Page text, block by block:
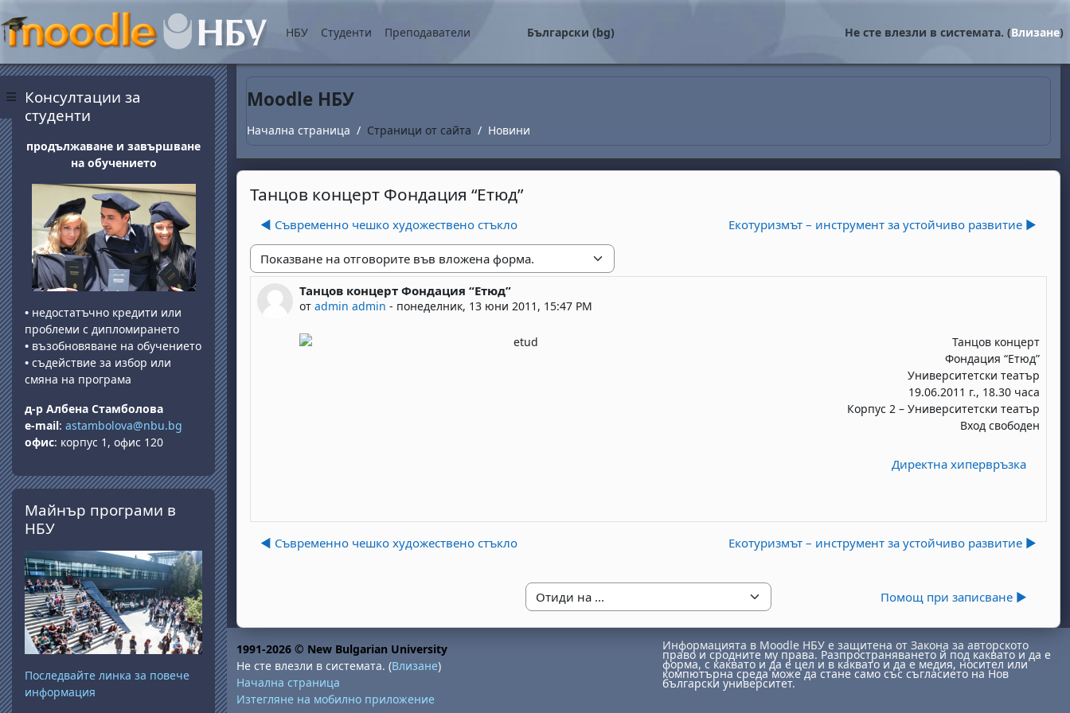
Прескочи на основното съдържание
Страничен панел
НБУ Студенти Преподаватели Български ‎(bg)‎ Не сте влезли в системата. (Влизане)
Moodle НБУ
Начална страница Страници от сайта Новини
Танцов концерт Фондация “Етюд”
◀︎ Съвременно чешко художествено стъкло Eкотуризмът – инструмент за устойчиво развитие ▶︎
Начин на показване
Танцов концерт Фондация “Етюд”
от admin admin - понеделник, 13 юни 2011, 15:47 PM
Number of replies: 0
Танцов концерт
Фондация “Етюд”
Университетски театър
19.06.2011 г., 18.30 часа
Корпус 2 – Университетски театър
Вход свободен
Директна хипервръзка
◀︎ Съвременно чешко художествено стъкло Eкотуризмът – инструмент за устойчиво развитие ▶︎
Отиди на ... Помощ при записване ▶︎
Блокове
Консултации за
студенти
продължаване и завършване
на обучението
• недостатъчно кредити или
проблеми с дипломирането
• възобновяване на обучението
• съдействие за избор или
смяна на програма
д-р Албена Стамболова
e-mail: astambolova@nbu.bg
офис: корпус 1, офис 120
Прескочи Майнър програми в НБУ
Майнър програми в
НБУ
Последвайте линка за повече
информация
Информацията в Moodle НБУ е защитена от Закона за авторското
право и сродните му права. Разпространяването й под каквато и да е
форма, с каквато и да е цел и в каквато и да е медия, носител или
компютърна среда може да стане само със съгласието на Нов
български университет.
1991-2026 © New Bulgarian University
Не сте влезли в системата. (Влизане)
Начална страница
Изтегляне на мобилно приложение